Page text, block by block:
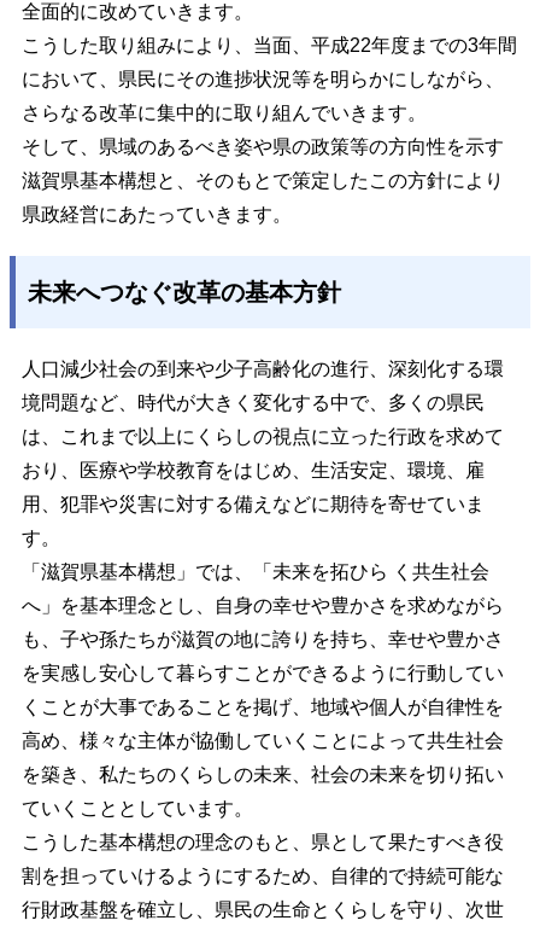
全面的に改めていきます。
こうした取り組みにより、当面、平成22年度までの3年間
において、県民にその進捗状況等を明らかにしながら、
さらなる改革に集中的に取り組んでいきます。
そして、県域のあるべき姿や県の政策等の方向性を示す
滋賀県基本構想と、そのもとで策定したこの方針により
県政経営にあたっていきます。
未来へつなぐ改革の基本方針
人口減少社会の到来や少子高齢化の進行、深刻化する環
境問題など、時代が大きく変化する中で、多くの県民
は、これまで以上にくらしの視点に立った行政を求めて
おり、医療や学校教育をはじめ、生活安定、環境、雇
用、犯罪や災害に対する備えなどに期待を寄せていま
す。
「滋賀県基本構想」では、「未来を拓ひら く共生社会
へ」を基本理念とし、自身の幸せや豊かさを求めながら
も、子や孫たちが滋賀の地に誇りを持ち、幸せや豊かさ
を実感し安心して暮らすことができるように行動してい
くことが大事であることを掲げ、地域や個人が自律性を
高め、様々な主体が協働していくことによって共生社会
を築き、私たちのくらしの未来、社会の未来を切り拓い
ていくこととしています。
こうした基本構想の理念のもと、県として果たすべき役
割を担っていけるようにするため、自律的で持続可能な
行財政基盤を確立し、県民の生命とくらしを守り、次世